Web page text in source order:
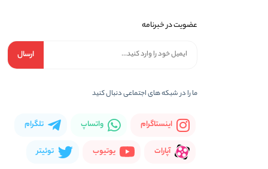
عضویت در خبرنامه
ارسال
ما را در شبکه های اجتماعی دنبال کنید
اینستاگرام واتساپ تلگرام
آپارات یوتیوب توئیتر